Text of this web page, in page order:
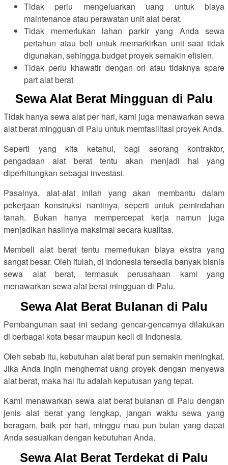
Tidak perlu mengeluarkan uang untuk biaya
maintenance atau perawatan unit alat berat.
Tidak memerlukan lahan parkir yang Anda sewa
pertahun atau beli untuk memarkirkan unit saat tidak
digunakan, sehingga budget proyek semakin efisien.
Tidak perlu khawatir dengan ori atau tidaknya spare
part alat berat
Sewa Alat Berat Mingguan di Palu
Tidak hanya sewa alat per hari, kami juga menawarkan sewa
alat berat mingguan di Palu untuk memfasilitasi proyek Anda.
Seperti yang kita ketahui, bagi seorang kontraktor,
pengadaan alat berat tentu akan menjadi hal yang
diperhitungkan sebagai investasi.
Pasalnya, alat-alat inilah yang akan membantu dalam
pekerjaan konstruksi nantinya, seperti untuk pemindahan
tanah. Bukan hanya mempercepat kerja namun juga
menjadikan hasilnya maksimal secara kualitas.
Membeli alat berat tentu memerlukan biaya ekstra yang
sangat besar. Oleh itulah, di Indonesia tersedia banyak bisnis
sewa alat berat, termasuk perusahaan kami yang
menawarkan sewa alat berat mingguan di Palu.
Sewa Alat Berat Bulanan di Palu
Pembangunan saat ini sedang gencar-gencarnya dilakukan
di berbagai kota besar maupun kecil di Indonesia.
Oleh sebab itu, kebutuhan alat berat pun semakin meningkat.
Jika Anda ingin menghemat uang proyek dengan menyewa
alat berat, maka hal itu adalah keputusan yang tepat.
Kami menawarkan sewa alat berat bulanan di Palu dengan
jenis alat berat yang lengkap, jangan waktu sewa yang
beragam, baik per hari, minggu mau pun bulan yang dapat
Anda sesuaikan dengan kebutuhan Anda.
Sewa Alat Berat Terdekat di Palu